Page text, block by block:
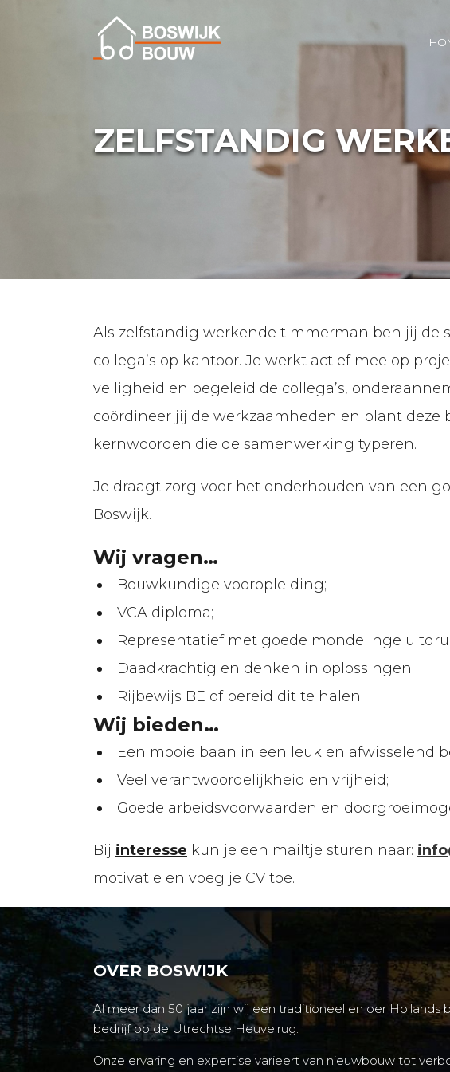
Projecten
Organisatie
ZELFSTANDIG
Als zelfstandig werkende timmerman ben jij de
collega’s op kantoor. Je werkt actief mee op
veiligheid en begeleid de collega’s,
coördineer jij de werkzaamheden en plant deze
kernwoorden die de samenwerking typeren.
Je draagt zorg voor het onderhouden van een
Boswijk.
Wij vragen…
Bouwkundige vooropleiding;
VCA diploma;
Representatief met goede mondelinge
Daadkrachtig en denken in oplossingen;
Rijbewijs BE of bereid dit te halen.
Wij bieden…
Een mooie baan in een leuk en afwisselend
Veel verantwoordelijkheid en vrijheid;
Goede arbeidsvoorwaarden en
Bij interesse kun je een mailtje sturen naar:
motivatie en voeg je CV toe.
OVER BOSWIJK
Al meer dan 50 jaar zijn wij een traditioneel en oer Hollands
bedrijf op de Utrechtse Heuvelrug.
Onze ervaring en expertise varieert van nieuwbouw tot